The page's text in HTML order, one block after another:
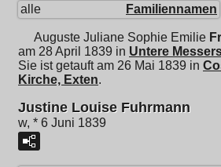
alle Familiennamen
Auguste Juliane Sophie Emilie
am 28 April 1839 in Untere
Sie ist getauft am 26 Mai 1839 in
Kirche, Exten.
Justine Louise Fuhrmann
w, * 6 Juni 1839